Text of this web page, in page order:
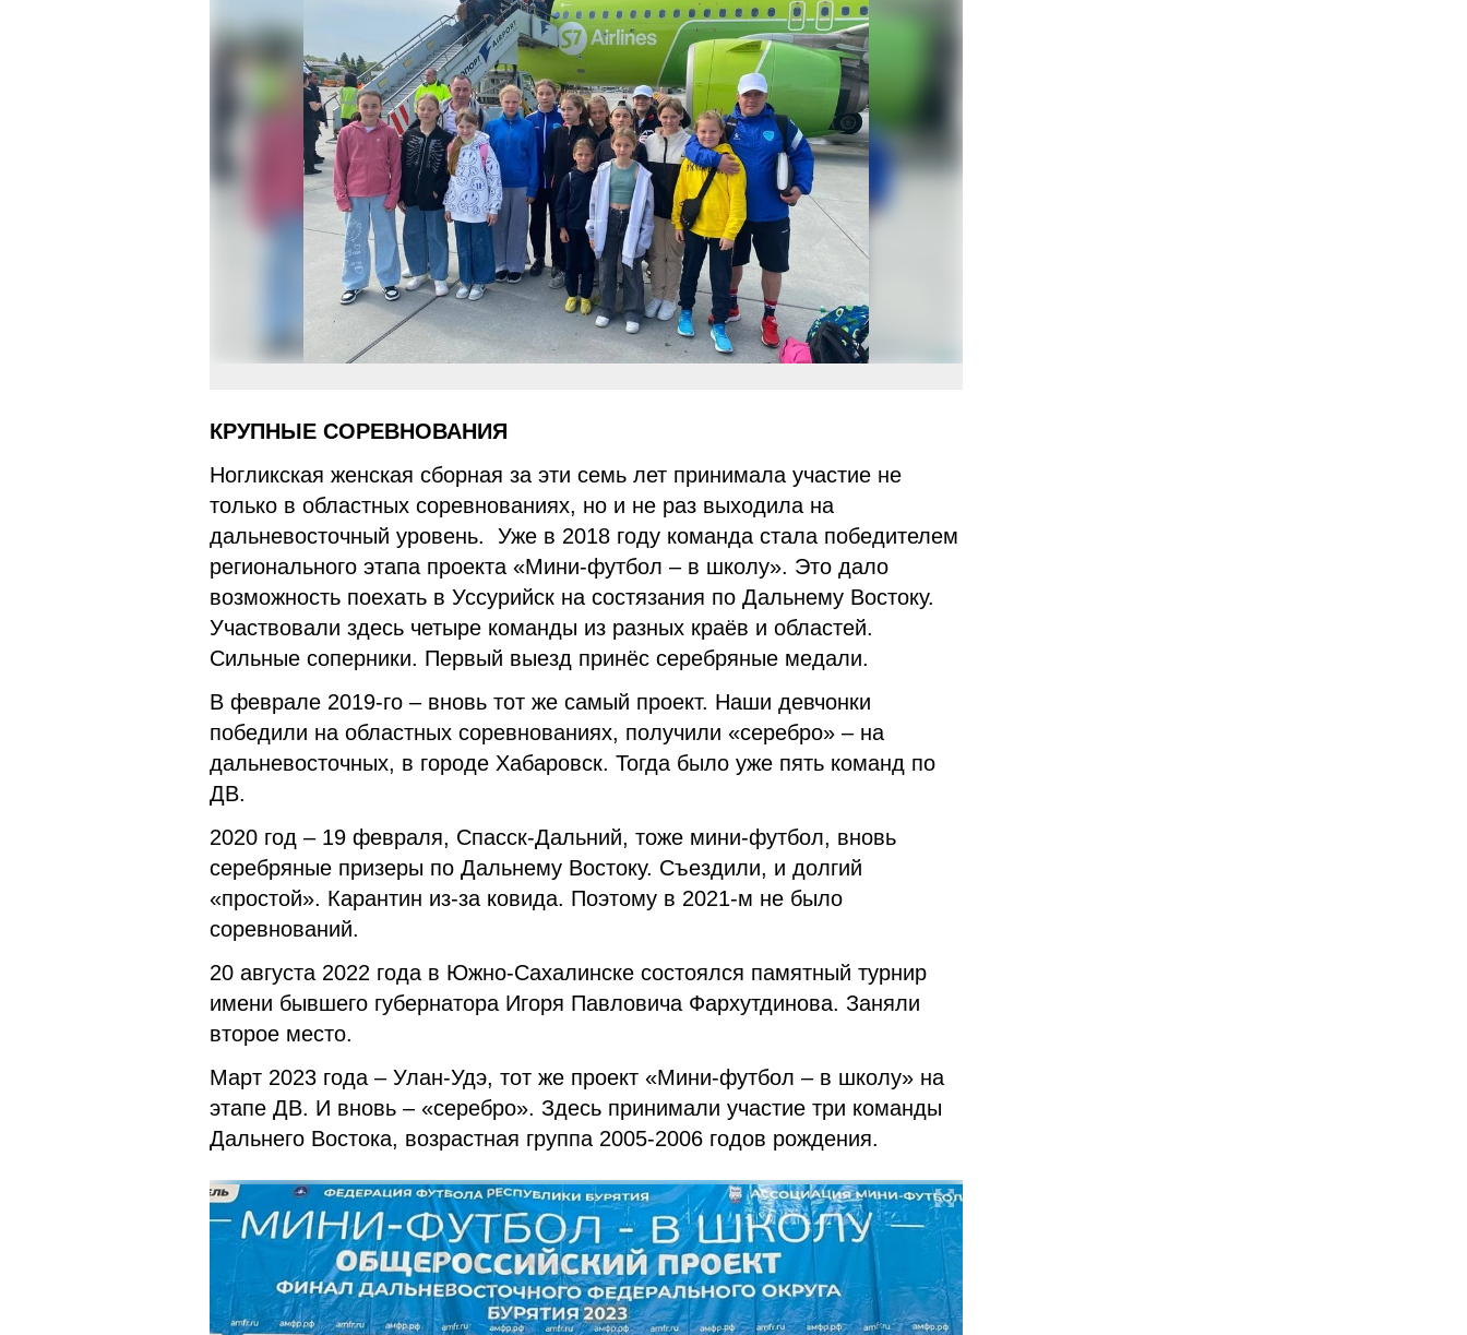
КРУПНЫЕ СОРЕВНОВАНИЯ
Ногликская женская сборная за эти семь лет принимала участие не
только в областных соревнованиях, но и не раз выходила на
дальневосточный уровень. Уже в 2018 году команда стала победителем
регионального этапа проекта «Мини-футбол – в школу». Это дало
возможность поехать в Уссурийск на состязания по Дальнему Востоку.
Участвовали здесь четыре команды из разных краёв и областей.
Сильные соперники. Первый выезд принёс серебряные медали.
В феврале 2019-го – вновь тот же самый проект. Наши девчонки
победили на областных соревнованиях, получили «серебро» – на
дальневосточных, в городе Хабаровск. Тогда было уже пять команд по
ДВ.
2020 год – 19 февраля, Спасск-Дальний, тоже мини-футбол, вновь
серебряные призеры по Дальнему Востоку. Съездили, и долгий
«простой». Карантин из-за ковида. Поэтому в 2021-м не было
соревнований.
20 августа 2022 года в Южно-Сахалинске состоялся памятный турнир
имени бывшего губернатора Игоря Павловича Фархутдинова. Заняли
второе место.
Март 2023 года – Улан-Удэ, тот же проект «Мини-футбол – в школу» на
этапе ДВ. И вновь – «серебро». Здесь принимали участие три команды
Дальнего Востока, возрастная группа 2005-2006 годов рождения.